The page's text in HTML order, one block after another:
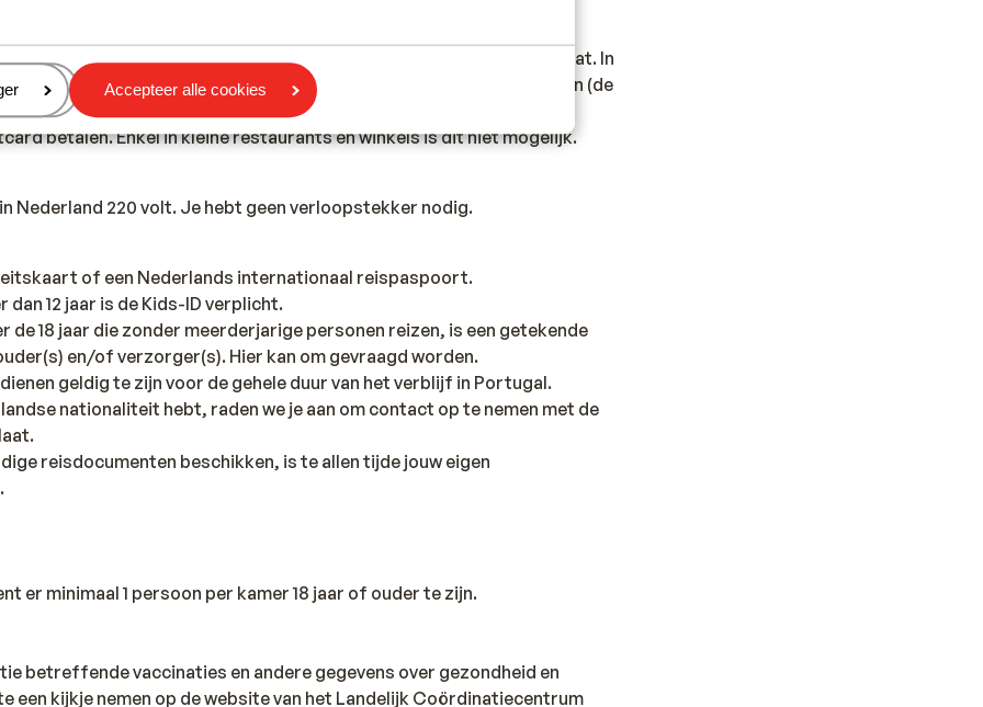
Accepteer alle cookies
is de euro. Met je bankpas kun je geld opnemen via de bankautomaat. In
toeristische centra zijn voldoende bankautomaten aanwezig. Ook in (de
betaling met bankkaart mogelijk. Daarnaast kun je op steeds meer
betalen. Enkel in kleine restaurants en winkels is dit niet mogelijk.
Nederland 220 volt. Je hebt geen verloopstekker nodig.
of een Nederlands internationaal reispaspoort.
dan 12 jaar is de Kids-ID verplicht.
de 18 jaar die zonder meerderjarige personen reizen, is een getekende
en/of verzorger(s). Hier kan om gevraagd worden.
geldig te zijn voor de gehele duur van het verblijf in Portugal.
nationaliteit hebt, raden we je aan om contact op te nemen met de
reisdocumenten beschikken, is te allen tijde jouw eigen
er minimaal 1 persoon per kamer 18 jaar of ouder te zijn.
betreffende vaccinaties en andere gegevens over gezondheid en
een kijkje nemen op de website van het Landelijk Coördinatiecentrum